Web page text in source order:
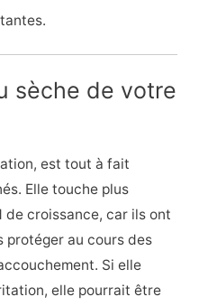
sèche de votre
est tout à fait
Elle touche plus
croissance, car ils ont
protéger au cours des
Si elle
elle pourrait être